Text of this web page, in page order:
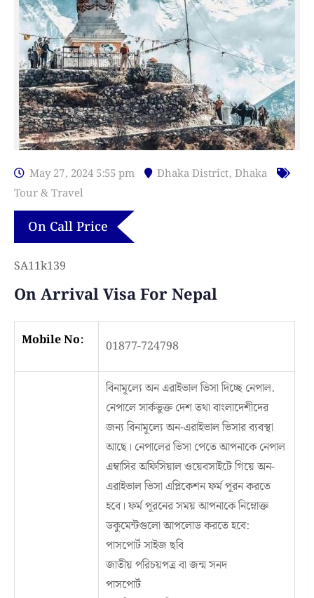
May 27, 2024 5:55 pm Dhaka District, Dhaka
Tour & Travel
On Call Price
SA11k139
On Arrival Visa For Nepal
Mobile No: 01877-724798
বিনামূল্যে অন এরাইভাল ভিসা দিচ্ছে নেপাল.
নেপালে সার্কভুক্ত দেশ তথা বাংলাদেশীদের
জন্য বিনামূল্যে অন-এরাইভাল ভিসার ব্যবস্থা
আছে। নেপালের ভিসা পেতে আপনাকে নেপাল
এম্বাসির অফিসিয়াল ওয়েবসাইটে গিয়ে অন-
এরাইভাল ভিসা এপ্লিকেশন ফর্ম পূরন করতে
হবে। ফর্ম পূরনের সময় আপনাকে নিম্নোক্ত
ডকুমেন্টগুলো আপলোড করতে হবে:
পাসপোর্ট সাইজ ছবি
জাতীয় পরিচয়পত্র বা জন্ম সনদ
পাসপোর্ট